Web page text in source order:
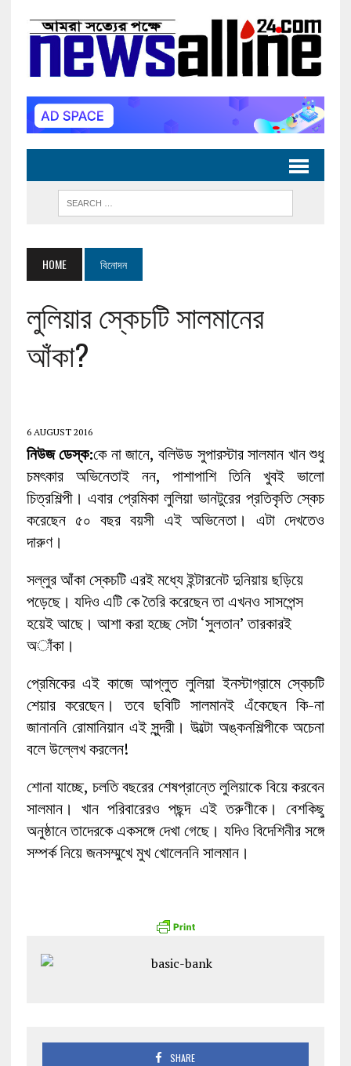
HOME বিনোদন
লুলিয়ার স্কেচটি সালমানের
আঁকা?
6 AUGUST 2016
নিউজ ডেস্ক:কে না জানে, বলিউড সুপারস্টার সালমান খান শুধু
চমৎকার অভিনেতাই নন, পাশাপাশি তিনি খুবই ভালো
চিত্রশিল্পী। এবার প্রেমিকা লুলিয়া ভানটুরের প্রতিকৃতি স্কেচ
করেছেন ৫০ বছর বয়সী এই অভিনেতা। এটা দেখতেও
দারুণ।
সল্লুর আঁকা স্কেচটি এরই মধ্যে ইন্টারনেট দুনিয়ায় ছড়িয়ে
পড়েছে। যদিও এটি কে তৈরি করেছেন তা এখনও সাসপেন্স
হয়েই আছে। আশা করা হচ্ছে সেটা ‘সুলতান’ তারকারই
অাঁকা।
প্রেমিকের এই কাজে আপ্লুত লুলিয়া ইনস্টাগ্রামে স্কেচটি
শেয়ার করেছেন। তবে ছবিটি সালমানই এঁকেছেন কি-না
জানাননি রোমানিয়ান এই সুন্দরী। উল্টো অঙ্কনশিল্পীকে অচেনা
বলে উল্লেখ করলেন!
শোনা যাচ্ছে, চলতি বছরের শেষপ্রান্তে লুলিয়াকে বিয়ে করবেন
সালমান। খান পরিবারেরও পছন্দ এই তরুণীকে। বেশকিছু
অনুষ্ঠানে তাদেরকে একসঙ্গে দেখা গেছে। যদিও বিদেশিনীর সঙ্গে
সম্পর্ক নিয়ে জনসম্মুখে মুখ খোলেননি সালমান।
SHARE